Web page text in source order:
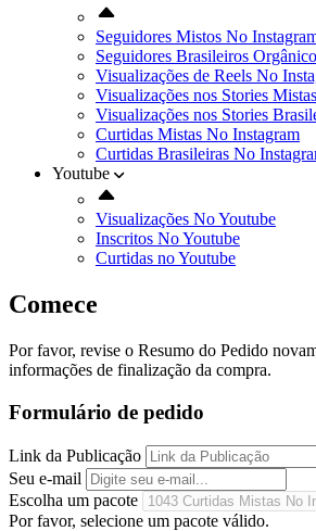
Seguidores Mistos No
Seguidores Brasileiros
Visualizações de Reels No
Visualizações nos Stories
Visualizações nos Stories
Curtidas Mistas No Instagram
Curtidas Brasileiras No
Youtube
Visualizações No Youtube
Inscritos No Youtube
Curtidas no Youtube
Comece
Por favor, revise o Resumo do Pedido
informações de finalização da compra.
Formulário de pedido
Link da Publicação
Seu e-mail
Escolha um pacote
Por favor, selecione um pacote válido.